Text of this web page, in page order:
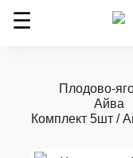
Плодово-
Айва
Комплект 5шт /